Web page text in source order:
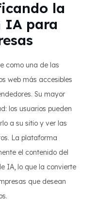
la
IA para
como una de las
web más accesibles
Su mayor
los usuarios pueden
a su sitio y ver las
La plataforma
el contenido del
IA, lo que la convierte
que desean